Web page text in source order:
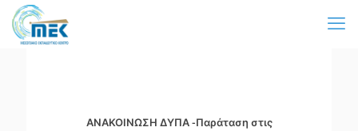
ΑΝΑΚΟΙΝΩΣΗ ΔΥΠΑ -Παράταση στις